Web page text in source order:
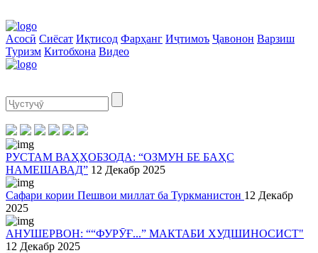
Асосӣ Сиёсат Иқтисод Фарҳанг Иҷтимоъ Ҷавонон Варзиш
Туризм Китобхона Видео
РУСТАМ ВАҲҲОБЗОДА: “ОЗМУН БЕ БАҲС
НАМЕШАВАД” 12 Декабр 2025
Сафари кории Пешвои миллат ба Туркманистон 12 Декабр
2025
АНУШЕРВОН: ““ФУРӮҒ...” МАКТАБИ ХУДШИНОСИСТ"
12 Декабр 2025